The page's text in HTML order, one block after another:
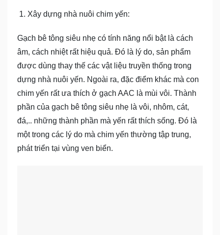
Xây dựng nhà nuôi chim yến:
Gạch bê tông siêu nhẹ có tính năng nổi bật là cách
âm, cách nhiệt rất hiệu quả. Đó là lý do, sản phẩm
được dùng thay thế các vật liệu truyền thống trong
dựng nhà nuôi yến. Ngoài ra, đặc điểm khác mà con
chim yến rất ưa thích ở gạch AAC là mùi vôi. Thành
phần của gạch bê tông siêu nhẹ là vôi, nhôm, cát,
đá,.. những thành phần mà yến rất thích sống. Đó là
một trong các lý do mà chim yến thường tập trung,
phát triển tại vùng ven biển.